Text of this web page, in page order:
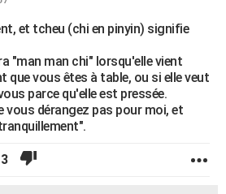
et tcheu (chi en pinyin) signifie
"man man chi" lorsqu'elle vient
que vous êtes à table, ou si elle veut
parce qu'elle est pressée.
vous dérangez pas pour moi, et
3